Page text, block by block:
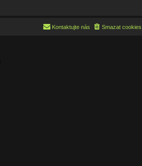
Smazat cookies
Kontaktujte nás